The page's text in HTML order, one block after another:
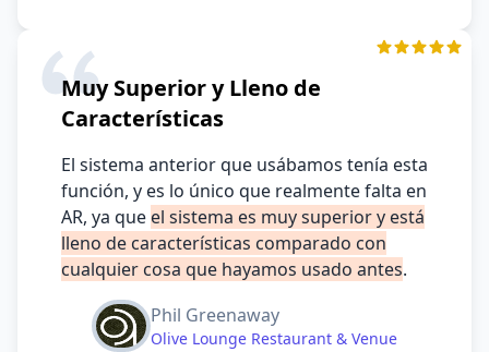
Muy Superior y Lleno de
Características
El sistema anterior que usábamos tenía esta
función, y es lo único que realmente falta en
AR, ya que el sistema es muy superior y está
lleno de características comparado con
cualquier cosa que hayamos usado antes.
Phil Greenaway
Olive Lounge Restaurant & Venue